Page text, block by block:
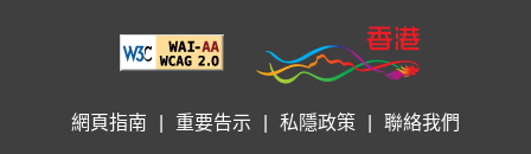
網頁指南 重要告示 私隱政策 聯絡我們